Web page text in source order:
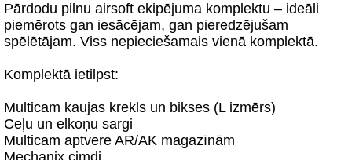
Pārdodu pilnu airsoft ekipējuma komplektu – ideāli
piemērots gan iesācējam, gan pieredzējušam
spēlētājam. Viss nepieciešamais vienā komplektā.
Komplektā ietilpst:
Multicam kaujas krekls un bikses (L izmērs)
Ceļu un elkoņu sargi
Multicam aptvere AR/AK magazīnām
Mechanix cimdi